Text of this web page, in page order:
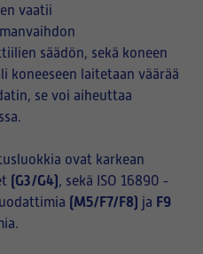
vaatii
säädön, sekä koneen
koneeseen laitetaan väärää
se voi aiheuttaa
ovat karkean
(G3/G4), sekä ISO 16890 -
(M5/F7/F8) ja F9